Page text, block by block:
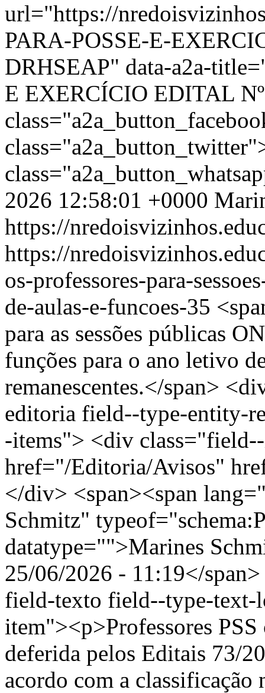
url="https://
PARA-POSSE-E-
DRHSEAP" data-a2a-
E EXERCÍCIO EDITAL
2026 12:58:01 +0000
https://
https://
os-professores-para-
de-aulas-e-funcoes-35
para as sessões públicas
funções para o ano letivo
remanescentes.</span>
editoria field--type-entity-
-items"> <div
href="/Editoria/Avisos"
</div> <span><span
Schmitz"
datatype="">Marines
25/06/2026 - 11:19</
field-texto field--type-
item"><p>Professores
deferida pelos Editais 73/
acordo com a classificação